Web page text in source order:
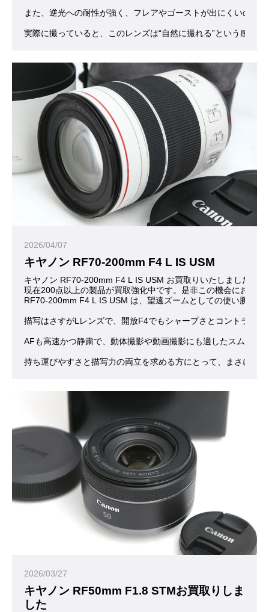
また、逆光への耐性が強く、フレアやゴーストが出にくいので
実際に撮っていると、このレンズは“自然に撮れる”という感覚
2026/04/07
キヤノン RF70-200mm F4 L IS USM
キヤノン RF70-200mm F4 L IS USM お買取りいたしました。
現在200点以上の製品が買取強化中です。是非この機会にお問合
RF70-200mm F4 L IS USM は、望遠ズームとしての使い勝手
描写はさすがLレンズで、開放F4でもシャープさとコントラス
AFも高速かつ静粛で、動体撮影や動画撮影にも適したスムー
持ち運びやすさと描写力の両立を求める方にとって、まさに“ち
2026/03/27
キヤノン RF50mm F1.8 STMお買取りしま
した